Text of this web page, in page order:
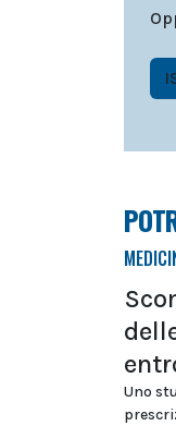
Uno